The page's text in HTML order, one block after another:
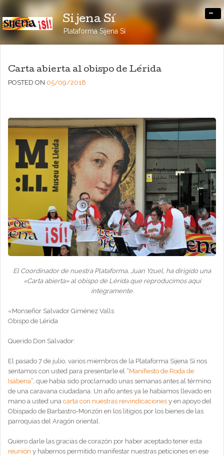
Sijena Sí
Plataforma Sijena Sí
-
Carta abierta al obispo de Lérida
POSTED ON 05/09/2018
El Coordinador de nuestra Plataforma, Juan Yzuel, ha dirigido una
«Carta abierta» al obispo de Lérida que reproducimos aquí
íntegramente.
«Monseñor Salvador Giménez Valls
Obispo de Lérida
Querido Don Salvador:
El pasado 7 de julio, varios miembros de la Plataforma Sijena Sí nos
sentamos con usted para presentarle el “Manifiesto de Roda de
Isábena”, que había sido proclamado unas semanas antes al término
de una caravana ciudadana. Un año antes ya le habíamos llevado en
mano a usted una carta con nuestras reivindicaciones y en apoyo del
Obispado de Barbastro-Monzón en los litigios por los bienes de las
parroquias del Aragón oriental.
Quiero darle las gracias de corazón por haber aceptado tener esta
reunión y habernos permitido manifestar nuestras peticiones en ese